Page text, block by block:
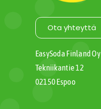
Ota yhteyttä
EasySoda Finland Oy
Tekniikantie 12
02150 Espoo